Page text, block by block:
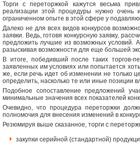
Торги с переторжкой кажутся весьма
реализации этой процедуры нужно
ограниченном опыте в этой сфере у
Далеко не для всех видов конкурсов
заявки. Ведь, готовя конкурсную заявку,
предложить лучшие из возможных условий.
разыскивая возможности для еще большей
В итоге, победивший после таких торгов-
заявленных им условиях или попытается
же, если речь идет об изменении не только
определить, насколько те или иные позиции
Подобное сопоставление предложений
минимальные значения всех показателей
Очевидно, что процедура переторжки
полномочия для внесения изменений в
Резюмируя выше сказанное, торги с
закупки серийной (стандартной)